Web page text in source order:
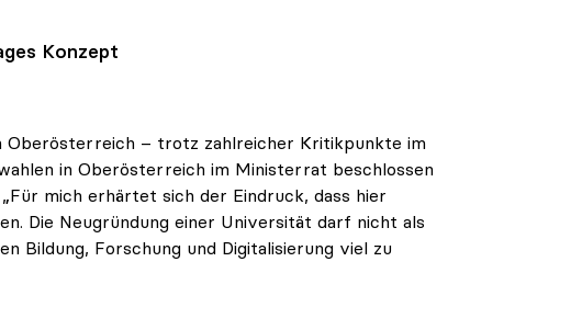
Konzept
Oberösterreich – trotz zahlreicher Kritikpunkte im
in Oberösterreich im Ministerrat beschlossen
mich erhärtet sich der Eindruck, dass hier
Die Neugründung einer Universität darf nicht als
Bildung, Forschung und Digitalisierung viel zu